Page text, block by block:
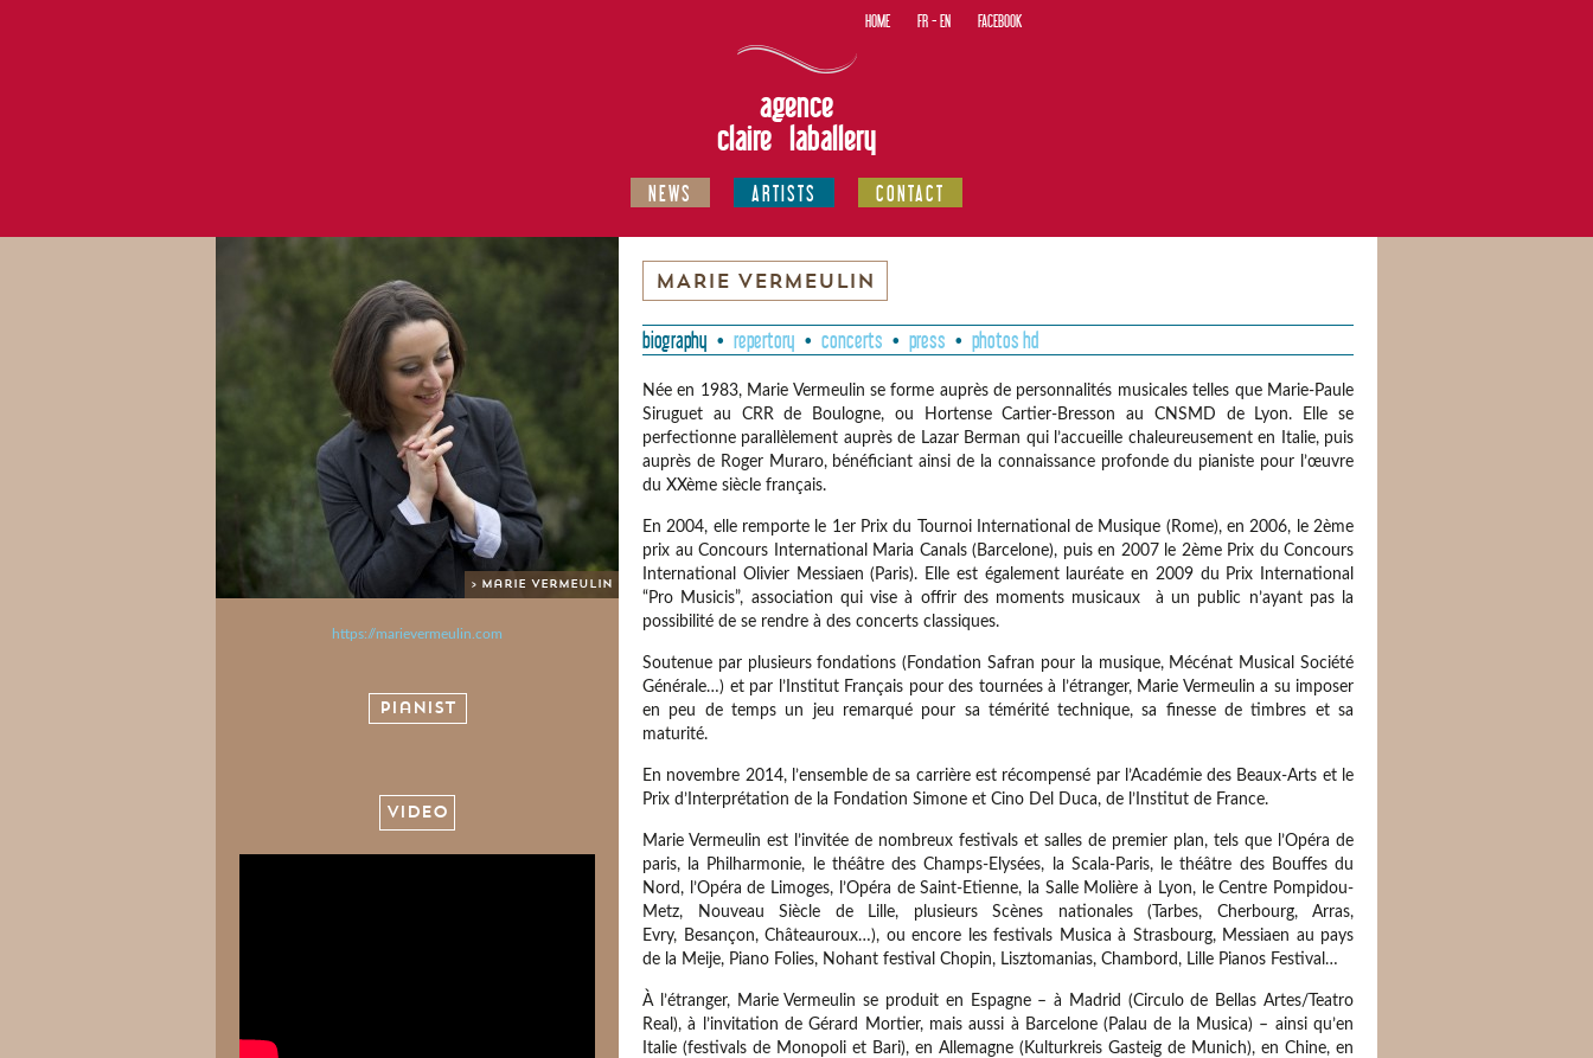
HOME FR-EN FACEBOOK
agence
claire laballery
NEWS ARTISTS CONTACT
> Marie Vermeulin
https://marievermeulin.com
Pianist
VIDEO
MARIE VERMEULIN
biography repertory concerts press photos hd
Née en 1983, Marie Vermeulin se forme auprès de personnalités musicales telles que Marie-Paule
Siruguet au CRR de Boulogne, ou Hortense Cartier-Bresson au CNSMD de Lyon. Elle se
perfectionne parallèlement auprès de Lazar Berman qui l’accueille chaleureusement en Italie, puis
auprès de Roger Muraro, bénéficiant ainsi de la connaissance profonde du pianiste pour l’œuvre
du XXème siècle français.
En 2004, elle remporte le 1er Prix du Tournoi International de Musique (Rome), en 2006, le 2ème
prix au Concours International Maria Canals (Barcelone), puis en 2007 le 2ème Prix du Concours
International Olivier Messiaen (Paris). Elle est également lauréate en 2009 du Prix International
“Pro Musicis”, association qui vise à offrir des moments musicaux à un public n’ayant pas la
possibilité de se rendre à des concerts classiques.
Soutenue par plusieurs fondations (Fondation Safran pour la musique, Mécénat Musical Société
Générale…) et par l’Institut Français pour des tournées à l’étranger, Marie Vermeulin a su imposer
en peu de temps un jeu remarqué pour sa témérité technique, sa finesse de timbres et sa
maturité.
En novembre 2014, l’ensemble de sa carrière est récompensé par l’Académie des Beaux-Arts et le
Prix d’Interprétation de la Fondation Simone et Cino Del Duca, de l’Institut de France.
Marie Vermeulin est l’invitée de nombreux festivals et salles de premier plan, tels que l’Opéra de
paris, la Philharmonie, le théâtre des Champs-Elysées, la Scala-Paris, le théâtre des Bouffes du
Nord, l’Opéra de Limoges, l’Opéra de Saint-Etienne, la Salle Molière à Lyon, le Centre Pompidou-
Metz, Nouveau Siècle de Lille, plusieurs Scènes nationales (Tarbes, Cherbourg, Arras,
Evry, Besançon, Châteauroux…), ou encore les festivals Musica à Strasbourg, Messiaen au pays
de la Meije, Piano Folies, Nohant festival Chopin, Lisztomanias, Chambord, Lille Pianos Festival…
À l’étranger, Marie Vermeulin se produit en Espagne – à Madrid (Circulo de Bellas Artes/Teatro
Real), à l’invitation de Gérard Mortier, mais aussi à Barcelone (Palau de la Musica) – ainsi qu’en
Italie (festivals de Monopoli et Bari), en Allemagne (Kulturkreis Gasteig de Munich), en Chine, en